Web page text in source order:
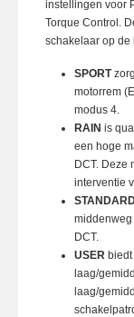
instellingen voor
Torque Control.
schakelaar op de
SPORT
motorrem
modus 4.
RAIN is
een hoge
DCT. Deze
interventie
middenweg
DCT.
USER
laag/
laag/